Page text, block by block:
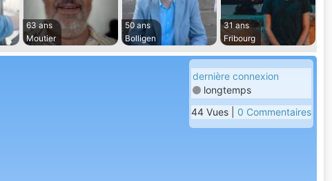
63 ans
Moutier
50 ans
Bolligen
31 ans
Fribourg
dernière connexion
longtemps
44 Vues | 0 Commentaires